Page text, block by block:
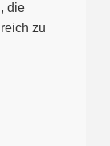
die
zu